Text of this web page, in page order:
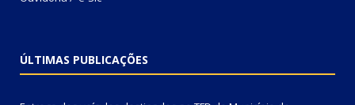
ÚLTIMAS PUBLICAÇÕES